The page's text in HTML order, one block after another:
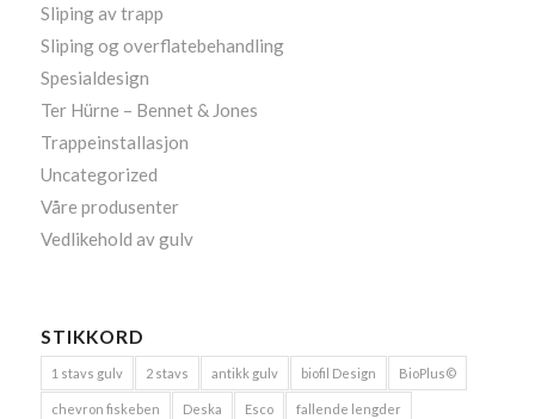
Sliping av trapp
Sliping og overflatebehandling
Spesialdesign
Ter Hürne – Bennet & Jones
Trappeinstallasjon
Uncategorized
Våre produsenter
Vedlikehold av gulv
STIKKORD
1 stavs gulv 2 stavs antikk gulv biofil Design BioPlus©
chevron fiskeben Deska Esco fallende lengder